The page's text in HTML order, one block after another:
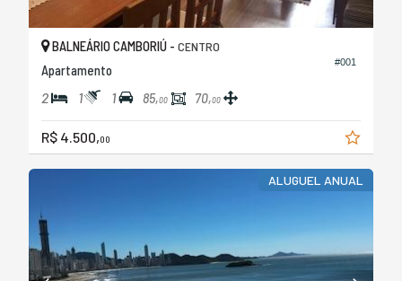
#001
BALNEÁRIO CAMBORIÚ - CENTRO
Apartamento
2 1 1 85,00 70,00
R$ 4.500,00
ALUGUEL ANUAL